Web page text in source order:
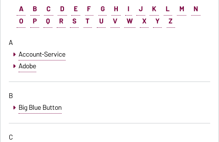
A B C D E F G H I J K L M
N
O
P Q R S T U V W X Y
Z
A
Account-Service
Adobe
B
Big Blue Button
C